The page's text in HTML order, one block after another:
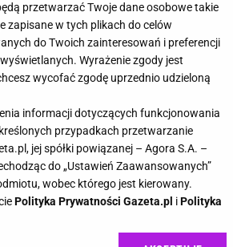
przetwarzać Twoje dane osobowe takie
zapisane w tych plikach do celów
do Twoich zainteresowań i preferencji
Wyrażenie zgody jest
wycofać zgodę uprzednio udzieloną
informacji dotyczących funkcjonowania
przypadkach przetwarzanie
jej spółki powiązanej – Agora S.A. –
do „Ustawień Zaawansowanych”
wobec którego jest kierowany.
Polityka Prywatności Gazeta.pl iPolityka